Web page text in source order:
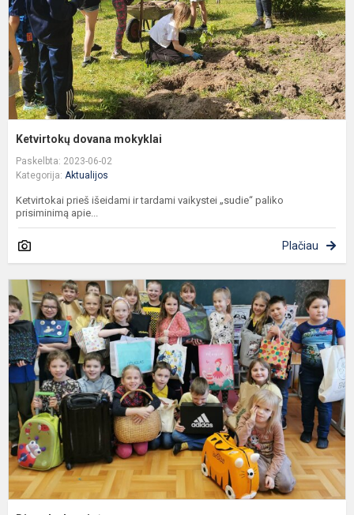
Ketvirtokų dovana mokyklai
Paskelbta: 2023-06-02
Kategorija: Aktualijos
Ketvirtokai prieš išeidami ir tardami vaikystei „sudie“ paliko
prisiminimą apie...
Plačiau